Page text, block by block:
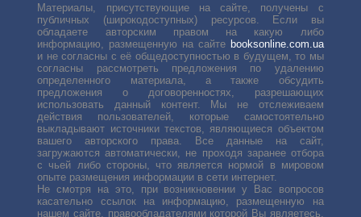
Материалы, присутствующие на сайте, получены с
публичных (широкодоступных) ресурсов. Если вы
обладаете авторским правом на какую либо
информацию, размещенную на сайте booksonline.com.ua
и не согласны с её общедоступностью в будущем, то мы
согласны рассмотреть предложения по удалению
определенного материала, а также обсудить
предложения о договоренностях, разрешающих
использовать данный контент. Мы не отслеживаем
действия пользователей, которые самостоятельно
выкладывают источники текстов, являющиеся объектом
вашего авторского права. Все данные на сайт,
загружаются автоматически, не проходя заранее отбора
с чьей либо стороны, что является нормой в мировом
опыте размещения информации в сети интернет.
Не смотря на это, при возникновении у Вас вопросов
касательно ссылок на информацию, размещенную на
нашем сайте, правообладателями которой Вы являетесь,